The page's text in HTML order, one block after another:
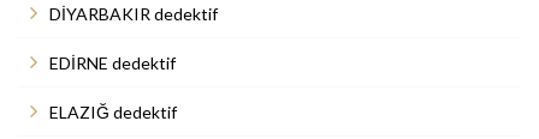
DİYARBAKIR dedektif
EDİRNE dedektif
ELAZIĞ dedektif